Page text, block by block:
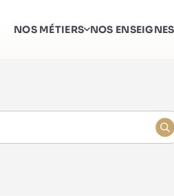
NOS MÉTIERS NOS ENSEIGNES